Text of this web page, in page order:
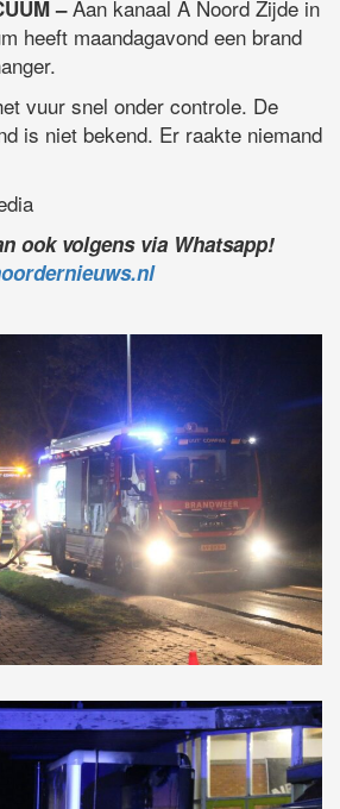
–Aan kanaal A Noord Zijde in
heeft maandagavond een brand
vuur snel onder controle. De
is niet bekend. Er raakte niemand
ook volgens via Whatsapp!